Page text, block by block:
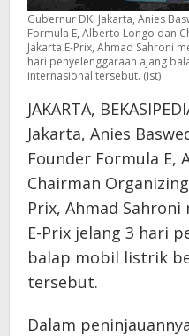
Gubernur DKI Jakarta, Anies
Formula E, Alberto Longo dan
Jakarta E-Prix, Ahmad Sahroni
hari penyelenggaraan ajang
internasional tersebut. (ist)
JAKARTA,
Jakarta, Anies
Founder Formula E,
Chairman
Prix, Ahmad
E-Prix jelang 3 hari
balap mobil listrik
tersebut.
Dalam